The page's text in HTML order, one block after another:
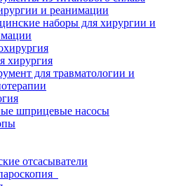
и реанимации
наборы для хирургии и
хирургия
для травматологии и
шприцевые насосы
отсасыватели